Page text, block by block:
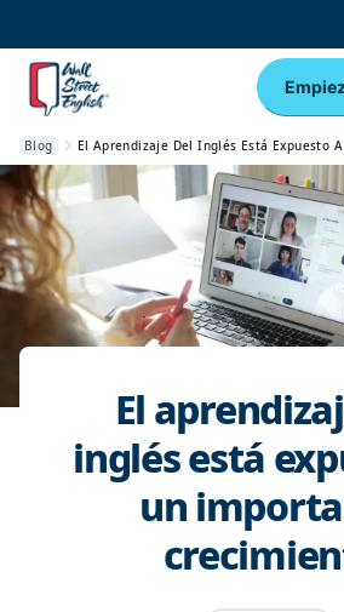
Blog El Aprendizaje Del Inglés Está Expuesto
El
inglés está
un